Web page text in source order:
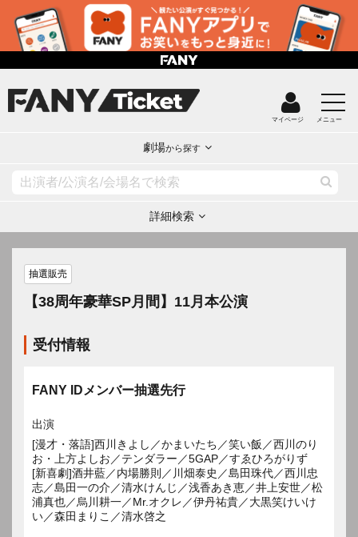
マイページ メニュー
劇場から探す
詳細検索
抽選販売
【38周年豪華SP月間】11月本公演
受付情報
FANY IDメンバー抽選先行
出演
[漫才・落語]西川きよし／かまいたち／笑い飯／西川のり
お・上方よしお／テンダラー／5GAP／すゑひろがりず
[新喜劇]酒井藍／内場勝則／川畑泰史／島田珠代／西川忠
志／島田一の介／清水けんじ／浅香あき恵／井上安世／松
浦真也／烏川耕一／Mr.オクレ／伊丹祐貴／大黒笑けいけ
い／森田まりこ／清水啓之